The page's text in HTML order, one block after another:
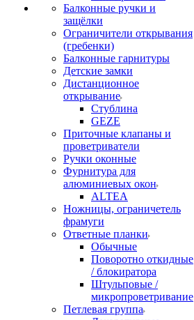
Балконные ручки и
защёлки
Ограничители открывания
(гребенки)
Балконные гарнитуры
Детские замки
Дистанционное
открывание
Стублина
GEZE
Приточные клапаны и
проветриватели
Ручки оконные
Фурнитура для
алюминиевых окон
ALTEA
Ножницы, ограничетель
фрамуги
Ответные планки
Обычные
Поворотно откидные
/ блокиратора
Штульповые /
микропроветривание
Петлевая группа